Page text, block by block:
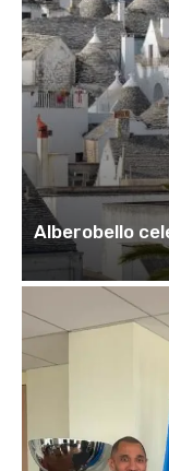
Alberobello